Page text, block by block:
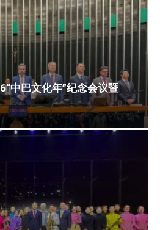
中巴文化年”纪念会议暨